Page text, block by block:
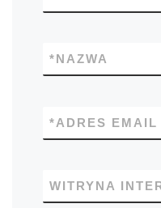
NAZWA
*
ADRES EMAIL
*
WITRYNA